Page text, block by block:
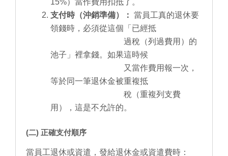
支付時（沖銷準備）： 當員工真的退休要
領錢時，必須從這個「已經抵
過稅（列過費用）的
池子」裡拿錢。如果這時候
又當作費用報一次，
等於同一筆退休金被重複抵
稅（重複列支費
用），這是不允許的。
(二) 正確支付順序
當員工退休或資遣，發給退休金或資遣費時：